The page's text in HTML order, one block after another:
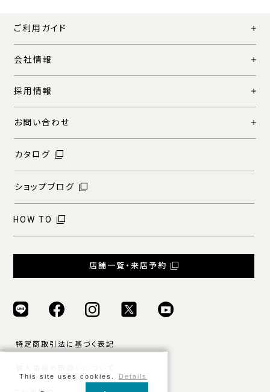
ご利用ガイド
会社情報
採用情報
お問い合わせ
カタログ
ショップブログ
HOW TO
店舗一覧・来店予約
特定商取引法に基づく表記
This site uses cookies. Details